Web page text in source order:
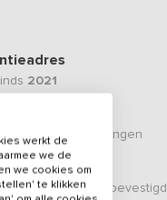
2021
van 26 beoordelingen
verhuurder zijn bevestigd
werkt de
we de
we cookies om
te klikken